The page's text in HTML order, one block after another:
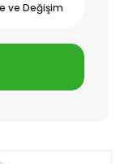
ve Değişim